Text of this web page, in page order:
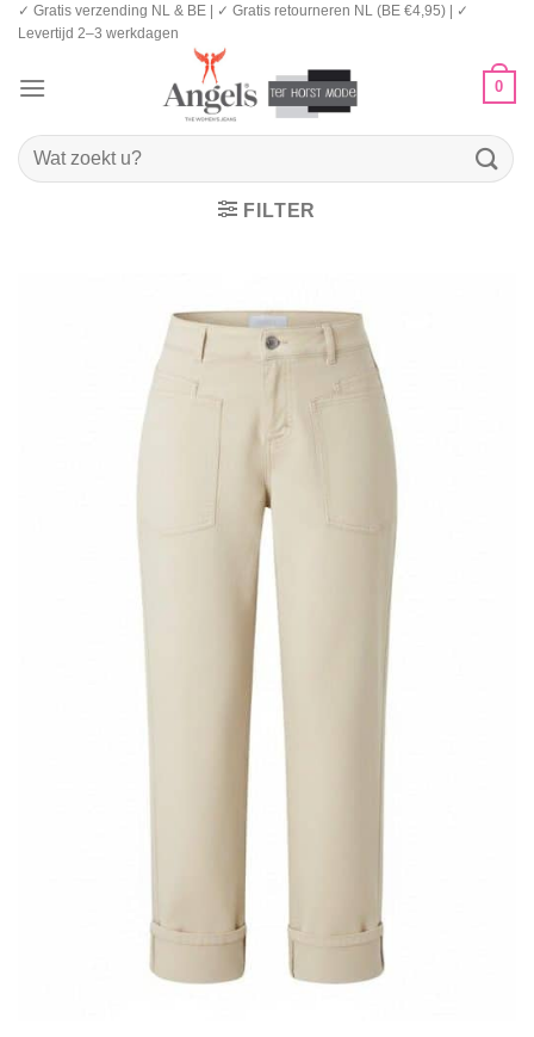
Ga
naar
✓ Gratis verzending NL & BE | ✓ Gratis retourneren NL (BE €4,95) | ✓
Levertijd 2–3 werkdagen
0
Zoeken
naar:
FILTER